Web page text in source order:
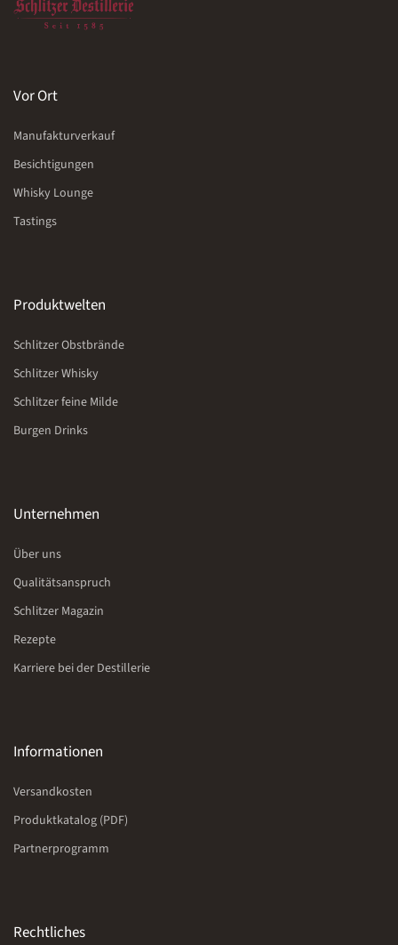
Vor Ort
Manufakturverkauf
Besichtigungen
Whisky Lounge
Tastings
Produktwelten
Schlitzer Obstbrände
Schlitzer Whisky
Schlitzer feine Milde
Burgen Drinks
Unternehmen
Über uns
Qualitätsanspruch
Schlitzer Magazin
Rezepte
Karriere bei der Destillerie
Informationen
Versandkosten
Produktkatalog (PDF)
Partnerprogramm
Rechtliches